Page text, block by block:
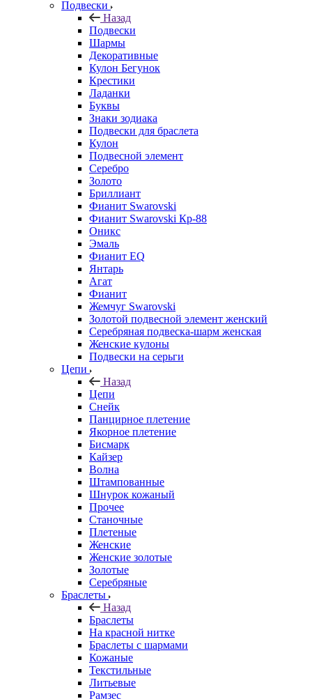
Подвески
Назад
Подвески
Шармы
Декоративные
Кулон Бегунок
Крестики
Ладанки
Буквы
Знаки зодиака
Подвески для браслета
Кулон
Подвесной элемент
Серебро
Золото
Бриллиант
Фианит Swarovski
Фианит Swarovski Кр-88
Оникс
Эмаль
Фианит EQ
Янтарь
Агат
Фианит
Жемчуг Swarovski
Золотой подвесной элемент женcкий
Серебряная подвеска-шарм женская
Женские кулоны
Подвески на серьги
Цепи
Назад
Цепи
Снейк
Панцирное плетение
Якорное плетение
Бисмарк
Кайзер
Волна
Штампованные
Шнурок кожаный
Прочее
Станочные
Плетеные
Женские
Женские золотые
Золотые
Серебряные
Браслеты
Назад
Браслеты
На красной нитке
Браслеты с шармами
Кожаные
Текстильные
Литьевые
Рамзес